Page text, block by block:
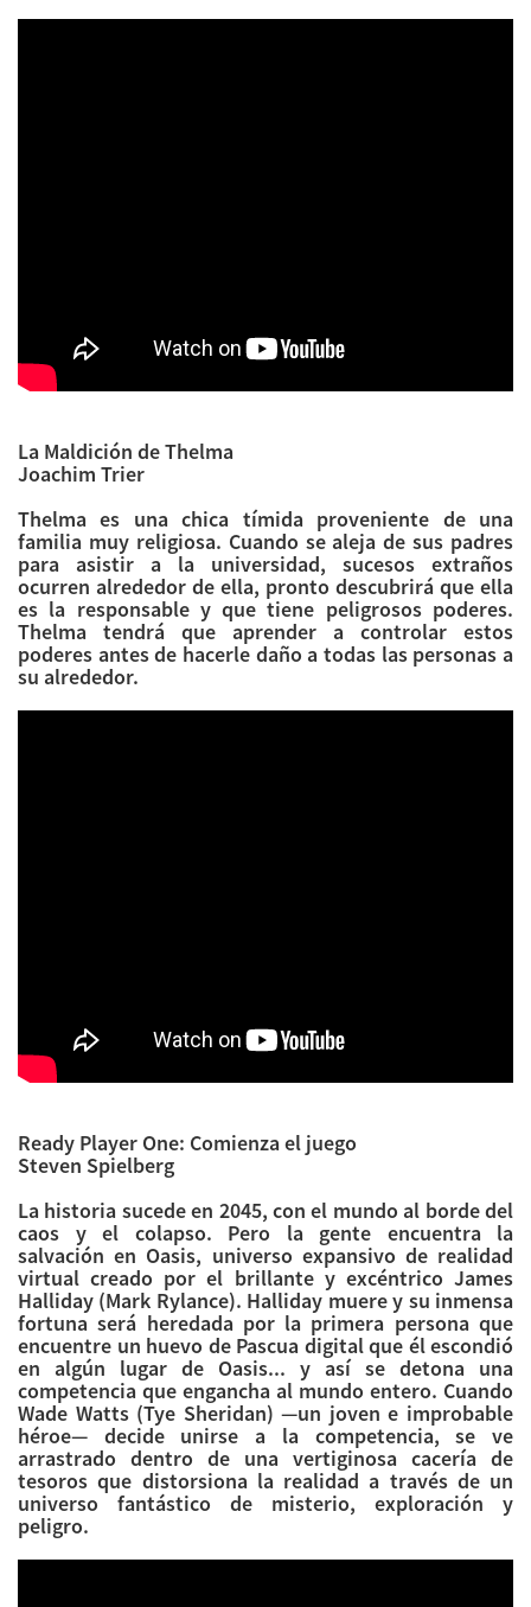
La Maldición de Thelma
Joachim Trier
Thelma es una chica tímida proveniente de una
familia muy religiosa. Cuando se aleja de sus padres
para asistir a la universidad, sucesos extraños
ocurren alrededor de ella, pronto descubrirá que ella
es la responsable y que tiene peligrosos poderes.
Thelma tendrá que aprender a controlar estos
poderes antes de hacerle daño a todas las personas a
su alrededor.
Ready Player One: Comienza el juego
Steven Spielberg
La historia sucede en 2045, con el mundo al borde del
caos y el colapso. Pero la gente encuentra la
salvación en Oasis, universo expansivo de realidad
virtual creado por el brillante y excéntrico James
Halliday (Mark Rylance). Halliday muere y su inmensa
fortuna será heredada por la primera persona que
encuentre un huevo de Pascua digital que él escondió
en algún lugar de Oasis... y así se detona una
competencia que engancha al mundo entero. Cuando
Wade Watts (Tye Sheridan) —un joven e improbable
héroe— decide unirse a la competencia, se ve
arrastrado dentro de una vertiginosa cacería de
tesoros que distorsiona la realidad a través de un
universo fantástico de misterio, exploración y
peligro.